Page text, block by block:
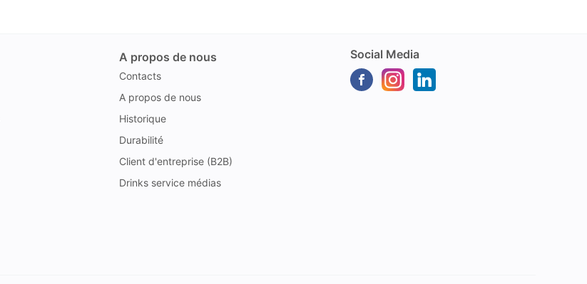
A propos de nous
Contacts
A propos de nous
Historique
Durabilité
Client d'entreprise (B2B)
Drinks service médias
Social Media